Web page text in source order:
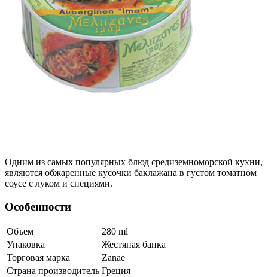
Одним из самых популярных блюд средиземноморской кухни,
являются обжаренные кусочки баклажана в густом томатном
соусе с луком и специями.
Особенности
Объем 280 ml
Упаковка
Жестяная банка
Торговая марка
Zanae
Страна производитель Греция